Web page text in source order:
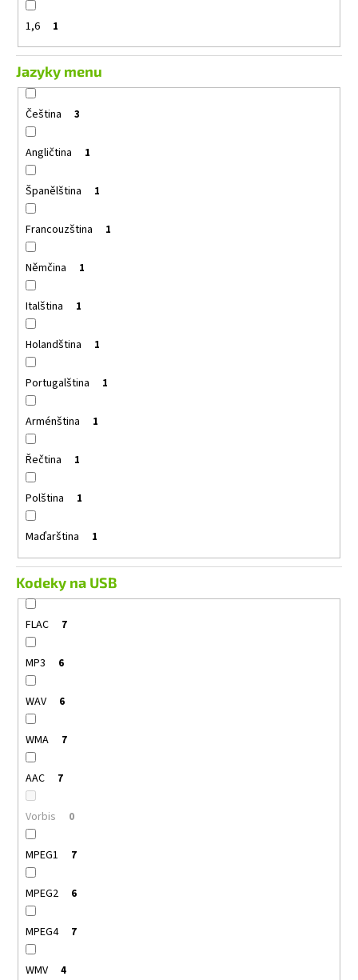
1,6 1
Jazyky menu
Čeština 3
Angličtina 1
Španělština 1
Francouzština 1
Němčina 1
Italština 1
Holandština 1
Portugalština 1
Arménština 1
Řečtina 1
Polština 1
Maďarština 1
Kodeky na USB
FLAC 7
MP3 6
WAV 6
WMA 7
AAC 7
Vorbis 0
MPEG1 7
MPEG2 6
MPEG4 7
WMV 4